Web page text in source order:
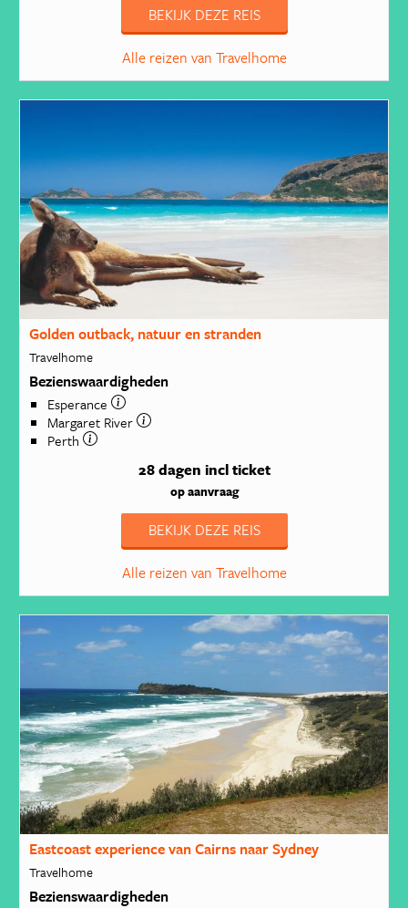
BEKIJK DEZE REIS
Alle reizen van Travelhome
Golden outback, natuur en stranden
Travelhome
Bezienswaardigheden
Esperance
Margaret River
Perth
28 dagen incl ticket
op aanvraag
BEKIJK DEZE REIS
Alle reizen van Travelhome
Eastcoast experience van Cairns naar Sydney
Travelhome
Bezienswaardigheden